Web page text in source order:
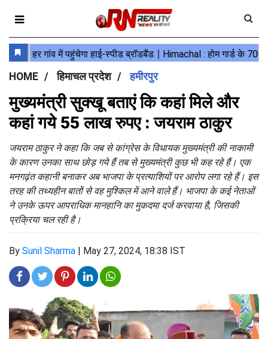
HOME हिमाचल प्रदेश हमीरपुर
मुख्यमंत्री सुक्खू बताएं कि कहां मिले और
कहां गये 55 लाख रुपए : जयराम ठाकुर
जयराम ठाकुर ने कहा कि जब से कांग्रेस के विधायक मुख्यमंत्री की नाकामी
के कारण उनका साथ छोड़ गये हैं तब से मुख्यमंत्री कुछ भी कह रहे हैं। एक
मनगढ़ंत कहानी बनाकर अब भाजपा के प्रत्याशियों पर आरोप लगा रहे हैं। इस
तरह की तथ्यहीन बातों से वह मुश्किल में आने वाले हैं। भाजपा के कई नेताओं
ने उनके ऊपर आपराधिक मानहानि का मुकदमा दर्ज करवाया है, जिसकी
प्रक्रिया चल रही है।
By Sunil Sharma | May 27, 2024, 18:38 IST